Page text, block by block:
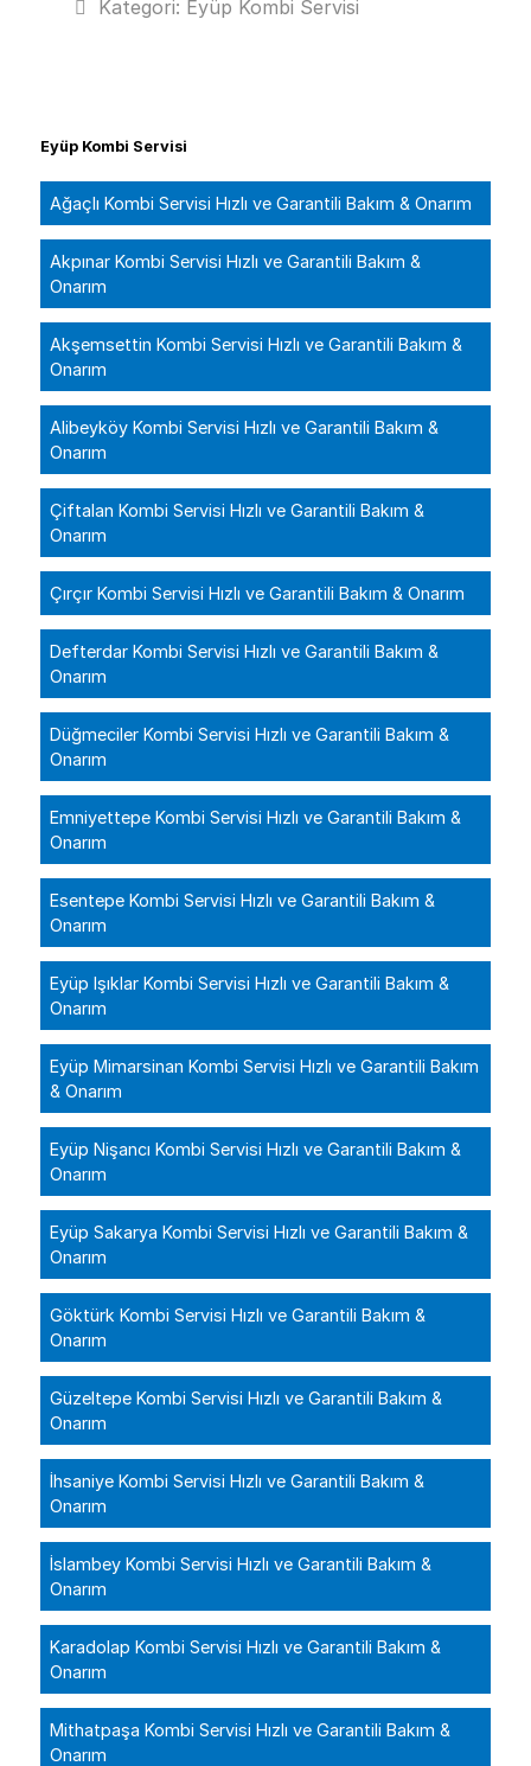
Kategori: Eyüp Kombi Servisi
Eyüp Kombi Servisi
Ağaçlı Kombi Servisi Hızlı ve Garantili Bakım & Onarım
Akpınar Kombi Servisi Hızlı ve Garantili Bakım &
Onarım
Akşemsettin Kombi Servisi Hızlı ve Garantili Bakım &
Onarım
Alibeyköy Kombi Servisi Hızlı ve Garantili Bakım &
Onarım
Çiftalan Kombi Servisi Hızlı ve Garantili Bakım &
Onarım
Çırçır Kombi Servisi Hızlı ve Garantili Bakım & Onarım
Defterdar Kombi Servisi Hızlı ve Garantili Bakım &
Onarım
Düğmeciler Kombi Servisi Hızlı ve Garantili Bakım &
Onarım
Emniyettepe Kombi Servisi Hızlı ve Garantili Bakım &
Onarım
Esentepe Kombi Servisi Hızlı ve Garantili Bakım &
Onarım
Eyüp Işıklar Kombi Servisi Hızlı ve Garantili Bakım &
Onarım
Eyüp Mimarsinan Kombi Servisi Hızlı ve Garantili Bakım
& Onarım
Eyüp Nişancı Kombi Servisi Hızlı ve Garantili Bakım &
Onarım
Eyüp Sakarya Kombi Servisi Hızlı ve Garantili Bakım &
Onarım
Göktürk Kombi Servisi Hızlı ve Garantili Bakım &
Onarım
Güzeltepe Kombi Servisi Hızlı ve Garantili Bakım &
Onarım
İhsaniye Kombi Servisi Hızlı ve Garantili Bakım &
Onarım
İslambey Kombi Servisi Hızlı ve Garantili Bakım &
Onarım
Karadolap Kombi Servisi Hızlı ve Garantili Bakım &
Onarım
Mithatpaşa Kombi Servisi Hızlı ve Garantili Bakım &
Onarım